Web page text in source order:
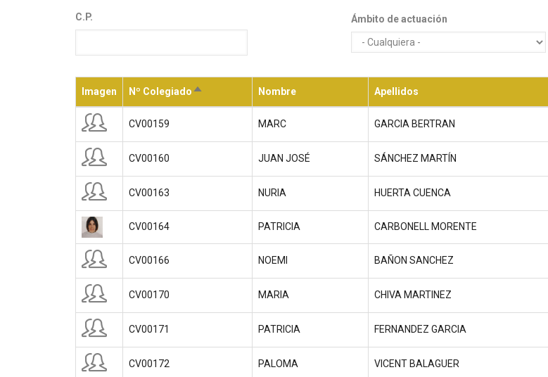
C.P. Ámbito de actuación
Imagen Nº ColegiadoOrdenar
descendente
Nombre Apellidos
CV00159 MARC GARCIA BERTRAN
CV00160 JUAN JOSÉ SÁNCHEZ MARTÍN
CV00163 NURIA HUERTA CUENCA
CV00164 PATRICIA CARBONELL MORENTE
CV00166 NOEMI BAÑON SANCHEZ
CV00170 MARIA CHIVA MARTINEZ
CV00171 PATRICIA FERNANDEZ GARCIA
CV00172 PALOMA VICENT BALAGUER